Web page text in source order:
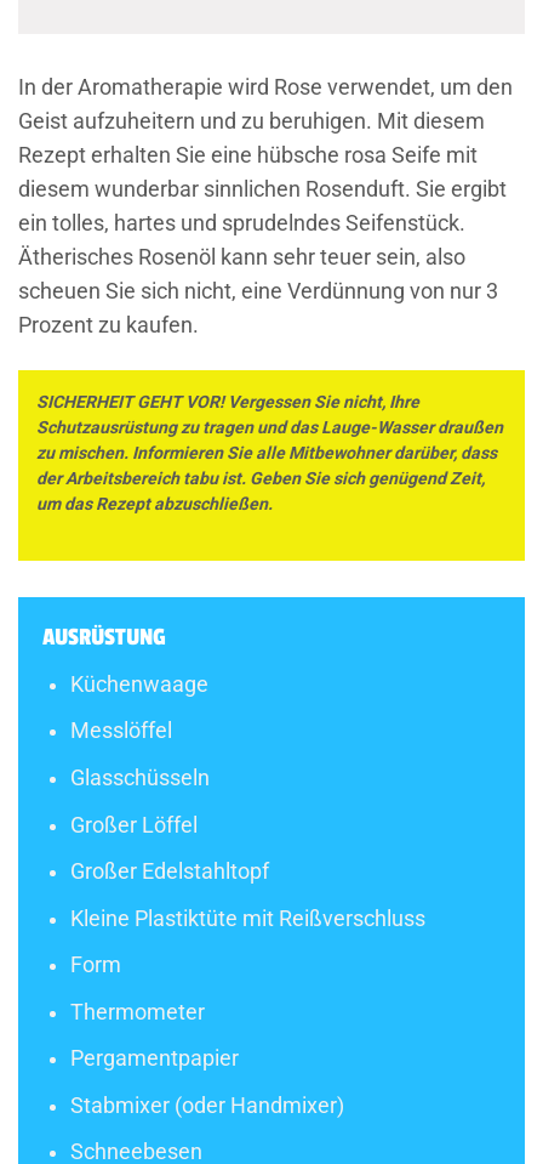
In der Aromatherapie wird Rose verwendet, um den
Geist aufzuheitern und zu beruhigen. Mit diesem
Rezept erhalten Sie eine hübsche rosa Seife mit
diesem wunderbar sinnlichen Rosenduft. Sie ergibt
ein tolles, hartes und sprudelndes Seifenstück.
Ätherisches Rosenöl kann sehr teuer sein, also
scheuen Sie sich nicht, eine Verdünnung von nur 3
Prozent zu kaufen.
SICHERHEIT GEHT VOR! Vergessen Sie nicht, Ihre
Schutzausrüstung zu tragen und das Lauge-Wasser draußen
zu mischen. Informieren Sie alle Mitbewohner darüber, dass
der Arbeitsbereich tabu ist. Geben Sie sich genügend Zeit,
um das Rezept abzuschließen.
AUSRÜSTUNG
Küchenwaage
Messlöffel
Glasschüsseln
Großer Löffel
Großer Edelstahltopf
Kleine Plastiktüte mit Reißverschluss
Form
Thermometer
Pergamentpapier
Stabmixer (oder Handmixer)
Schneebesen